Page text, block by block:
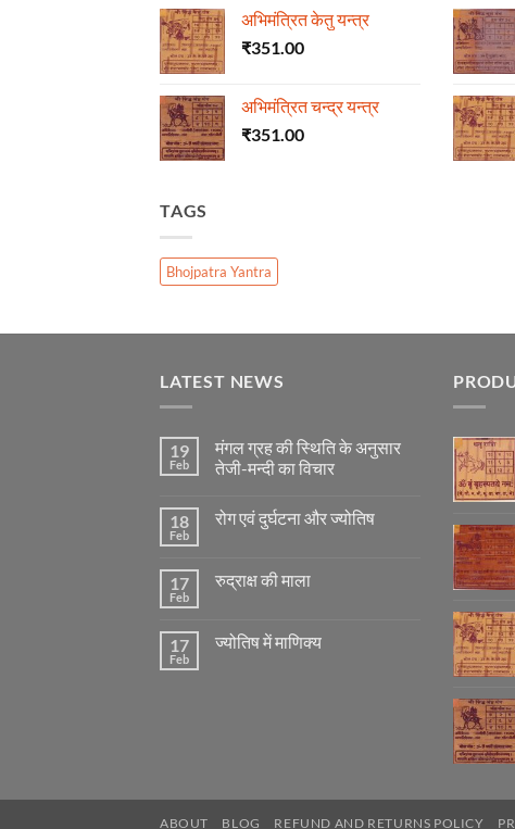
अभिमंत्रित केतु यन्त्र
₹351.00
अभिमंत्रित चन्द्र यन्त्र
₹351.00
TAGS
Bhojpatra Yantra
LATEST NEWS
19
Feb
मंगल ग्रह की स्थिति के अनुसार
तेजी-मन्दी का विचार
on
स्थिति
के
मन्दी
का
18
Feb
रोग एवं दुर्घटना और ज्योतिष
रोग
ज्योतिष
17
Feb
रुद्राक्ष की माला
रुद्राक्ष
17
Feb
ज्योतिष में माणिक्य
ABOUT BLOG REFUND AND RETURNS POLICY